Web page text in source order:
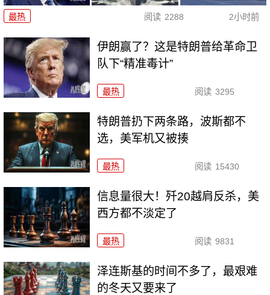
最热 阅读 2288 2小时前
伊朗赢了？这是特朗普给革命卫
队下“精准毒计”
最热 阅读 3295
特朗普扔下两条路，波斯都不
选，美军机又被揍
最热 阅读 15430
信息量很大！歼20越肩反杀，美
西方都不淡定了
最热 阅读 9831
泽连斯基的时间不多了，最艰难
的冬天又要来了